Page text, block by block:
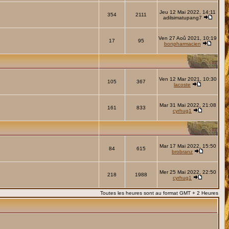
354 2111
Jeu 12 Mai 2022, 14:11
adilsimatupang7
17 95
Ven 27 Aoû 2021, 10:19
bonpharmacien
105 367
Ven 12 Mar 2021, 10:30
lacoste
161 833
Mar 31 Mai 2022, 21:08
cyrhug1
84 615
Mar 17 Mai 2022, 15:50
brobranz
218 1988
Mer 25 Mai 2022, 22:50
cyrhug1
Toutes les heures sont au format GMT + 2 Heures